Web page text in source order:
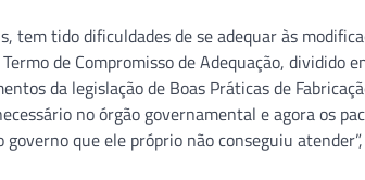
tem tido dificuldades de se adequar às
de Compromisso de Adequação, dividido
da legislação de Boas Práticas de
no órgão governamental e agora os
que ele próprio não conseguiu